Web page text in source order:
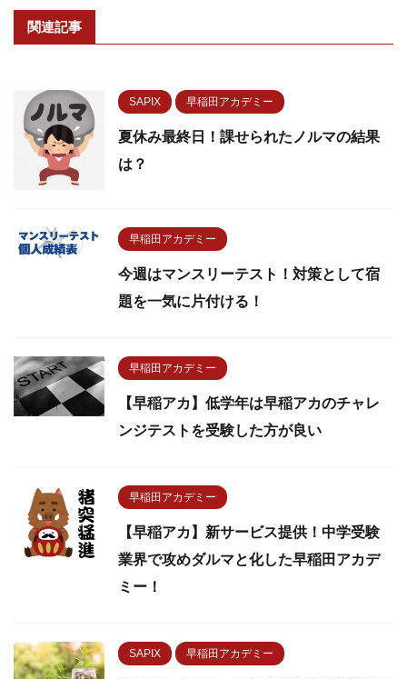
関連記事
SAPIX 早稲田アカデミー
夏休み最終日！課せられたノルマの結果
は？
早稲田アカデミー
今週はマンスリーテスト！対策として宿
題を一気に片付ける！
早稲田アカデミー
【早稲アカ】低学年は早稲アカのチャレ
ンジテストを受験した方が良い
早稲田アカデミー
【早稲アカ】新サービス提供！中学受験
業界で攻めダルマと化した早稲田アカデ
ミー！
SAPIX 早稲田アカデミー